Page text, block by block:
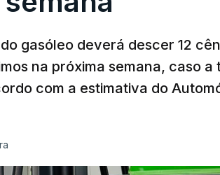
gasóleo deverá descer 12
na próxima semana, caso a
com a estimativa do